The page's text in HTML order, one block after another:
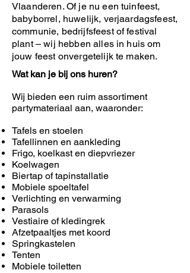
Vlaanderen. Of je nu een tuinfeest,
babyborrel, huwelijk, verjaardagsfeest,
communie, bedrijfsfeest of festival
plant – wij hebben alles in huis om
jouw feest onvergetelijk te maken.
Wat kan je bij ons huren?
Wij bieden een ruim assortiment
partymateriaal aan, waaronder:
Tafels en stoelen
Tafellinnen en aankleding
Frigo, koelkast en diepvriezer
Koelwagen
Biertap of tapinstallatie
Mobiele spoeltafel
Verlichting en verwarming
Parasols
Vestiaire of kledingrek
Afzetpaaltjes met koord
Springkastelen
Tenten
Mobiele toiletten